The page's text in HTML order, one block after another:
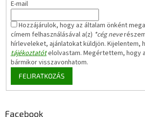
E-mail
Hozzájárulok, hogy az általam önként
címem felhasználásával a(z) *cég neve
hírleveleket, ajánlatokat küldjön. Kijelentem,
tájékoztatótelolvastam. Megértettem, hogy
bármikor visszavonhatom.
FELIRATKOZÁS
Facebook